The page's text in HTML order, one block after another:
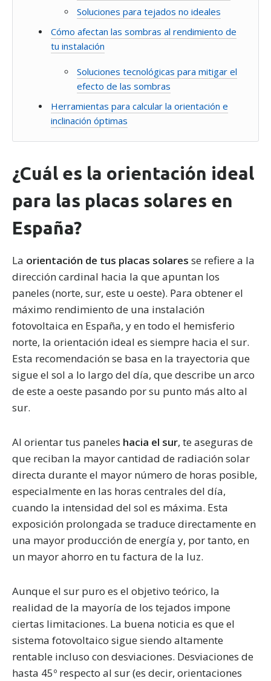
Soluciones para tejados no ideales
Cómo afectan las sombras al rendimiento de
tu instalación
Soluciones tecnológicas para mitigar el
efecto de las sombras
Herramientas para calcular la orientación e
inclinación óptimas
¿Cuál es la orientación ideal
para las placas solares en
España?
La orientación de tus placas solares se refiere a la
dirección cardinal hacia la que apuntan los
paneles (norte, sur, este u oeste). Para obtener el
máximo rendimiento de una instalación
fotovoltaica en España, y en todo el hemisferio
norte, la orientación ideal es siempre hacia el sur.
Esta recomendación se basa en la trayectoria que
sigue el sol a lo largo del día, que describe un arco
de este a oeste pasando por su punto más alto al
sur.
Al orientar tus paneles hacia el sur, te aseguras de
que reciban la mayor cantidad de radiación solar
directa durante el mayor número de horas posible,
especialmente en las horas centrales del día,
cuando la intensidad del sol es máxima. Esta
exposición prolongada se traduce directamente en
una mayor producción de energía y, por tanto, en
un mayor ahorro en tu factura de la luz.
Aunque el sur puro es el objetivo teórico, la
realidad de la mayoría de los tejados impone
ciertas limitaciones. La buena noticia es que el
sistema fotovoltaico sigue siendo altamente
rentable incluso con desviaciones. Desviaciones de
hasta 45º respecto al sur (es decir, orientaciones